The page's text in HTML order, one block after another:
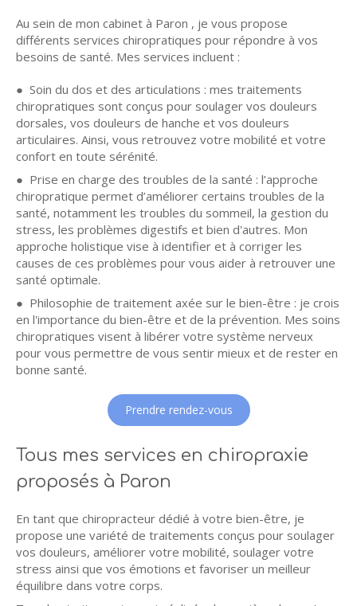
Au sein de mon cabinet à Paron , je vous propose
différents services chiropratiques pour répondre à vos
besoins de santé. Mes services incluent :
● Soin du dos et des articulations : mes traitements
chiropratiques sont conçus pour soulager vos douleurs
dorsales, vos douleurs de hanche et vos douleurs
articulaires. Ainsi, vous retrouvez votre mobilité et votre
confort en toute sérénité.
● Prise en charge des troubles de la santé : l’approche
chiropratique permet d’améliorer certains troubles de la
santé, notamment les troubles du sommeil, la gestion du
stress, les problèmes digestifs et bien d'autres. Mon
approche holistique vise à identifier et à corriger les
causes de ces problèmes pour vous aider à retrouver une
santé optimale.
● Philosophie de traitement axée sur le bien-être : je crois
en l'importance du bien-être et de la prévention. Mes soins
chiropratiques visent à libérer votre système nerveux
pour vous permettre de vous sentir mieux et de rester en
bonne santé.
Prendre rendez-vous
Tous mes services en chiropraxie
proposés à Paron
En tant que chiropracteur dédié à votre bien-être, je
propose une variété de traitements conçus pour soulager
vos douleurs, améliorer votre mobilité, soulager votre
stress ainsi que vos émotions et favoriser un meilleur
équilibre dans votre corps.